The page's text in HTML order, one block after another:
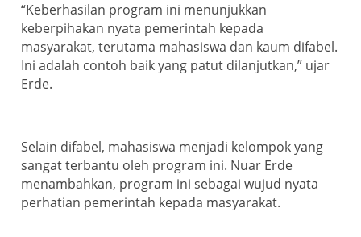
“Keberhasilan program ini menunjukkan
keberpihakan nyata pemerintah kepada
masyarakat, terutama mahasiswa dan kaum difabel.
Ini adalah contoh baik yang patut dilanjutkan,” ujar
Erde.
Selain difabel, mahasiswa menjadi kelompok yang
sangat terbantu oleh program ini. Nuar Erde
menambahkan, program ini sebagai wujud nyata
perhatian pemerintah kepada masyarakat.